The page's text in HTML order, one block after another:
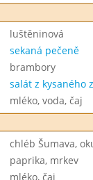
luštěninová
sekaná pečeně
brambory
salát z kysaného
mléko, voda, čaj
chléb Šumava,
paprika, mrkev
mléko, čaj